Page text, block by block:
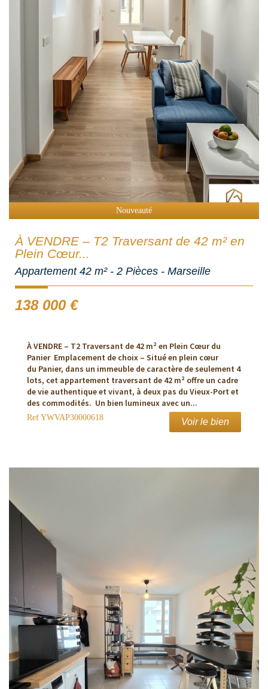
Nouveauté
À VENDRE – T2 Traversant de 42 m² en
Plein Cœur...
Appartement 42 m² - 2 Pièces - Marseille
138 000 €
À VENDRE – T2 Traversant de 42 m² en Plein Cœur du
Panier Emplacement de choix – Situé en plein cœur
du Panier, dans un immeuble de caractère de seulement 4
lots, cet appartement traversant de 42 m² offre un cadre
de vie authentique et vivant, à deux pas du Vieux-Port et
des commodités. Un bien lumineux avec un...
Ref YWVAP30000618 Voir le bien